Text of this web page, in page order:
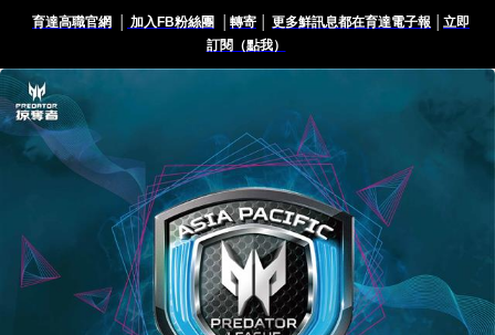
育達高職官網 加入FB粉絲團 轉寄 更多鮮訊息都在育達電子報
立即
訂閱（點我）